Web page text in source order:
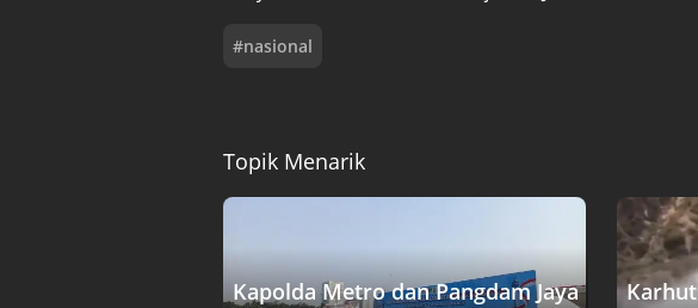
#nasional
Topik Menarik
Kapolda Metro dan Pangdam Jaya